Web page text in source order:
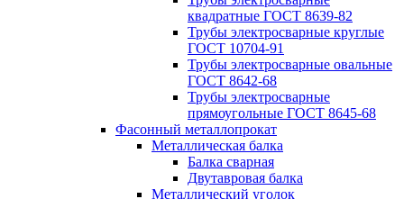
квадратные ГОСТ 8639-82
Трубы электросварные круглые
ГОСТ 10704-91
Трубы электросварные овальные
ГОСТ 8642-68
Трубы электросварные
прямоугольные ГОСТ 8645-68
Фасонный металлопрокат
Металлическая балка
Балка сварная
Двутавровая балка
Металлический уголок